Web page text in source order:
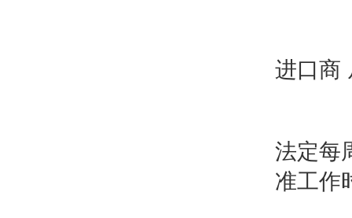
进口商
法定每
准工作